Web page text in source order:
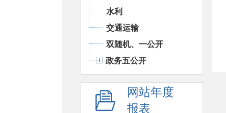
水利
交通运输
双随机、一公开
政务五公开
网站年度
报表